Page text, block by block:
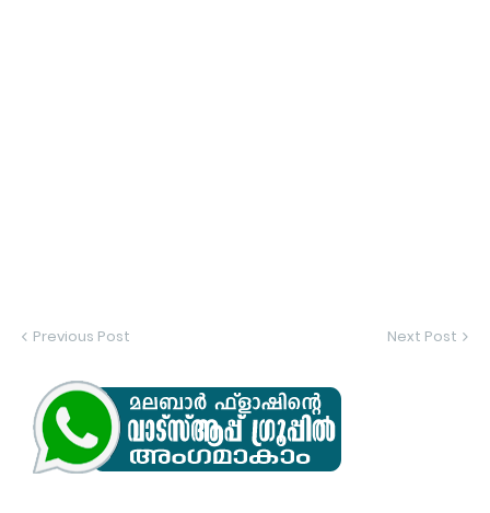
Previous Post Next Post